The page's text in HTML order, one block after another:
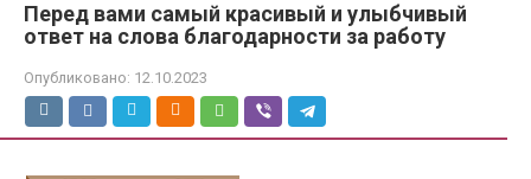
Перед вами самый красивый и улыбчивый
ответ на слова благодарности за работу
Опубликовано: 12.10.2023